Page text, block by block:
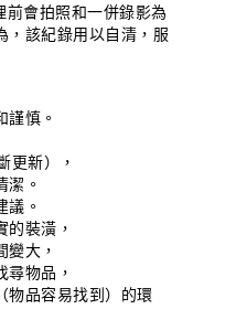
會拍照和一併錄影為
，該紀錄用以自清，服
謹慎。
更新），
潔。
議。
的裝潢，
變大，
尋物品，
物品容易找到）的環